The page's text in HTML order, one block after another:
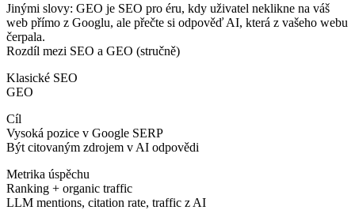
Jinými slovy: GEO je SEO pro éru, kdy uživatel neklikne na váš
web přímo z Googlu, ale přečte si odpověď AI, která z vašeho webu
čerpala.
Rozdíl mezi SEO a GEO (stručně)
Klasické SEO
GEO
Cíl
Vysoká pozice v Google SERP
Být citovaným zdrojem v AI odpovědi
Metrika úspěchu
Ranking + organic traffic
LLM mentions, citation rate, traffic z AI